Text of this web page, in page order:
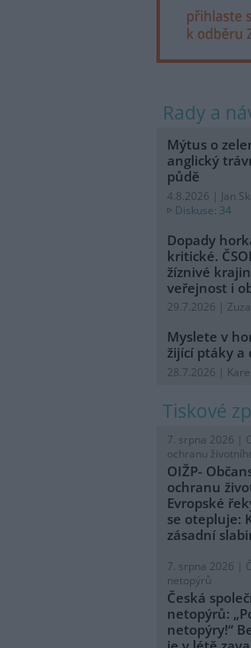
rady a
Mýtus o
anglický
půdě
4.8.2026 | Jan
Diskuse: 34
Dopady
kritické.
žíznivé
veřejnost i
29.7.2026 |
Myslete v
žijící ptáky a
28.7.2026 |
tiskové
7. srpna 2026 |
ochranu
OIŽP-
ochranu
Evropské
se otepluje:
zásadní
7. srpna 2026 |
netopýrů
Česká
netopýrů:
netopýry!“